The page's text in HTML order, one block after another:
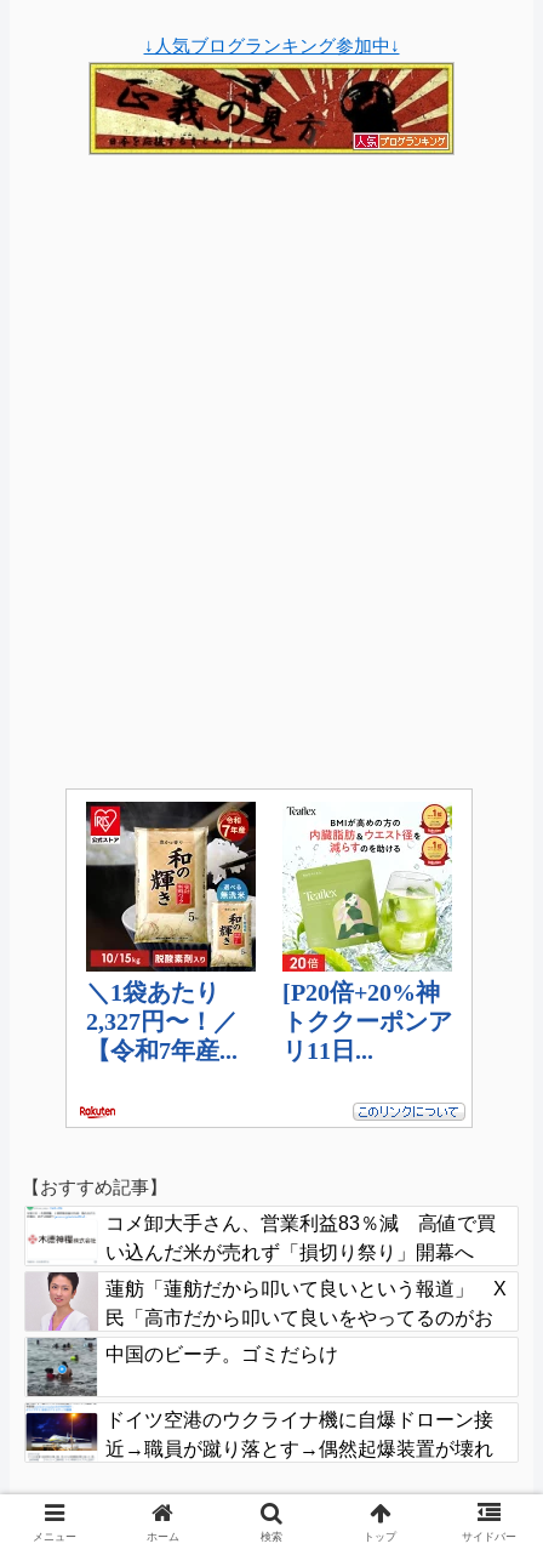
↓人気ブログランキング参加中↓
【おすすめ記事】
コメ卸大手さん、営業利益83％減 高値で買
い込んだ米が売れず「損切り祭り」開幕へ
蓮舫「蓮舫だから叩いて良いという報道」 X
民「高市だから叩いて良いをやってるのがお
前だろ」
中国のビーチ。ゴミだらけ
ドイツ空港のウクライナ機に自爆ドローン接
近→職員が蹴り落とす→偶然起爆装置が壊れ
【おすすめ記事】
メニュー ホーム 検索 トップ サイドバー